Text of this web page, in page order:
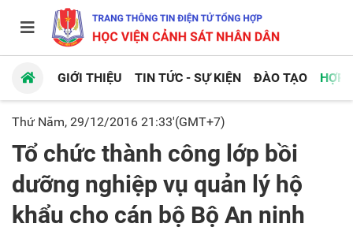
GIỚI THIỆU TIN TỨC - SỰ KIỆN ĐÀO TẠO HỢP
Thứ Năm, 29/12/2016 21:33'(GMT+7)
Tổ chức thành công lớp bồi
dưỡng nghiệp vụ quản lý hộ
khẩu cho cán bộ Bộ An ninh